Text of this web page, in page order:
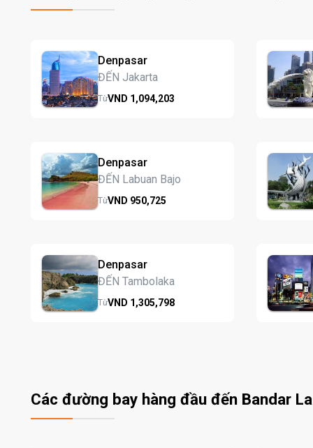
Denpasar
ĐẾN Jakarta
TừVND 1,094,203
Denpasar
ĐẾN Labuan Bajo
TừVND 950,725
Denpasar
ĐẾN Tambolaka
TừVND 1,305,798
Các đường bay hàng đầu đến Bandar